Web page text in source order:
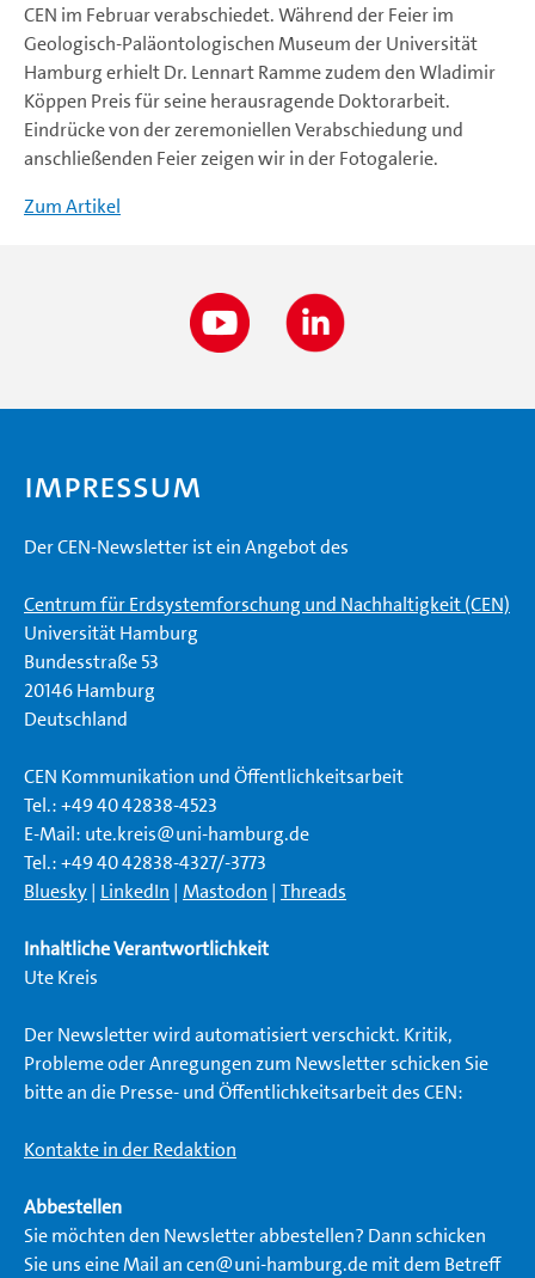
CEN im Februar verabschiedet. Während der Feier im
Geologisch-Paläontologischen Museum der Universität
Hamburg erhielt Dr. Lennart Ramme zudem den Wladimir
Köppen Preis für seine herausragende Doktorarbeit.
Eindrücke von der zeremoniellen Verabschiedung und
anschließenden Feier zeigen wir in der Fotogalerie.
Zum Artikel
Impressum
Der CEN-Newsletter ist ein Angebot des
Centrum für Erdsystemforschung und Nachhaltigkeit (CEN)
Universität Hamburg
Bundesstraße 53
20146 Hamburg
Deutschland
CEN Kommunikation und Öffentlichkeitsarbeit
Tel.: +49 40 42838-4523
E-Mail: ute.kreis@uni-hamburg.de
Tel.: +49 40 42838-4327/-3773
Bluesky| LinkedIn | Mastodon | Threads
Inhaltliche Verantwortlichkeit
Ute Kreis
Der Newsletter wird automatisiert verschickt. Kritik,
Probleme oder Anregungen zum Newsletter schicken Sie
bitte an die Presse- und Öffentlichkeitsarbeit des CEN:
Kontakte in der Redaktion
Abbestellen
Sie möchten den Newsletter abbestellen? Dann schicken
Sie uns eine Mail an cen@uni-hamburg.de mit dem Betreff